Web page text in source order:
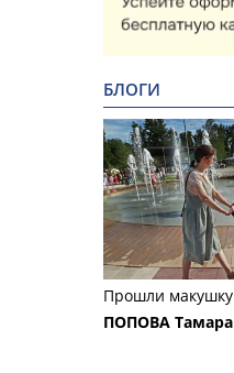
БЛОГИ
Прошли макушку
ПОПОВА Тамара